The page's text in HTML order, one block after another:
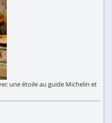
une étoile au guide Michelin et